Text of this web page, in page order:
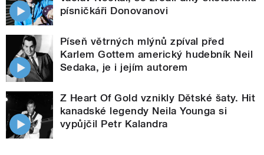
písničkáři Donovanovi
Píseň větrných mlýnů zpíval před
Karlem Gottem americký hudebník Neil
Sedaka, je i jejím autorem
Z Heart Of Gold vznikly Dětské šaty. Hit
kanadské legendy Neila Younga si
vypůjčil Petr Kalandra